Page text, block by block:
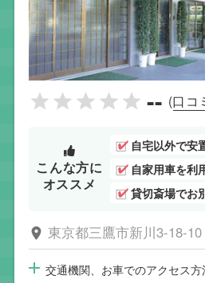
-- (口コ
こんな方に
オススメ
自宅以外で安
自家用車を利
貸切斎場でお
東京都三鷹市新川3-18-10
交通機関、お車でのアクセス